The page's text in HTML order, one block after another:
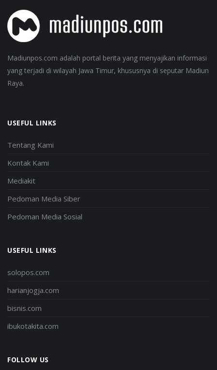
Madiunpos.com adalah portal berita yang menyajikan informasi
yang terjadi di wilayah Jawa Timur, khususnya di seputar Madiun
Raya.
USEFUL LINKS
Tentang Kami
Kontak Kami
Mediakit
Pedoman Media Siber
Pedoman Media Sosial
USEFUL LINKS
solopos.com
harianjogja.com
bisnis.com
ibukotakita.com
FOLLOW US